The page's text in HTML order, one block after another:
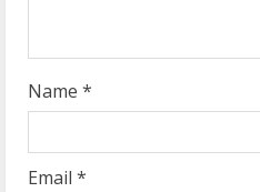
g
Name *
Email *